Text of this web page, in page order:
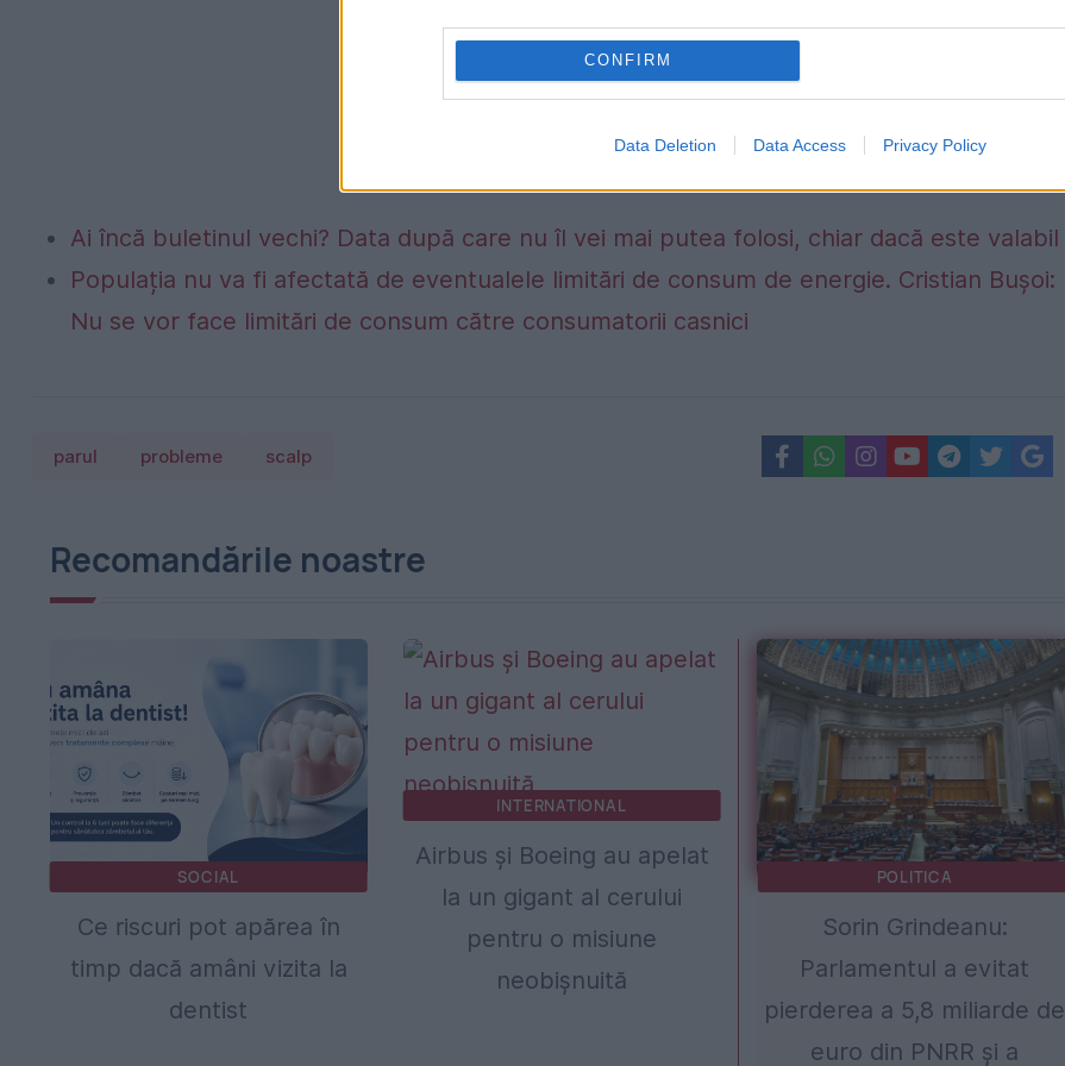
CONFIRM
Data Deletion Data Access Privacy Policy
Ai încă buletinul vechi? Data după care nu îl vei mai putea folosi, chiar dacă este valabil
Populația nu va fi afectată de eventualele limitări de consum de energie. Cristian Bușoi:
Nu se vor face limitări de consum către consumatorii casnici
parul probleme scalp
Recomandările noastre
SOCIAL
Ce riscuri pot apărea în
timp dacă amâni vizita la
dentist
INTERNATIONAL
Airbus și Boeing au apelat
la un gigant al cerului
pentru o misiune
neobișnuită
POLITICA
Sorin Grindeanu:
Parlamentul a evitat
pierderea a 5,8 miliarde de
euro din PNRR și a